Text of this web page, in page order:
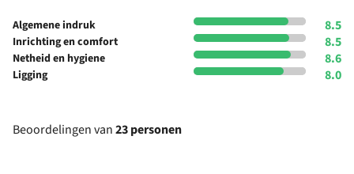
Algemene indruk 8.5
Inrichting en comfort 8.5
Netheid en hygiene 8.6
Ligging 8.0
Beoordelingen van23 personen